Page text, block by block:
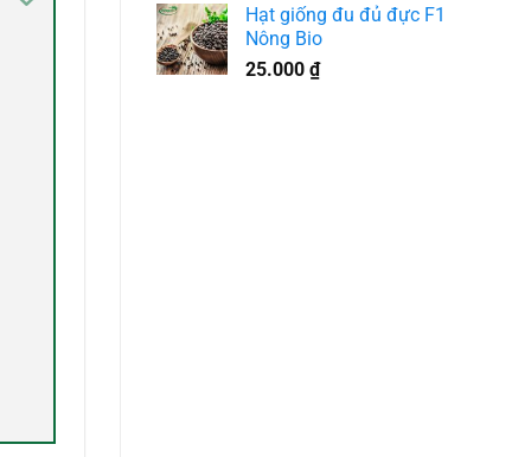
Hạt giống đu đủ đực F1
Nông Bio
25.000 ₫